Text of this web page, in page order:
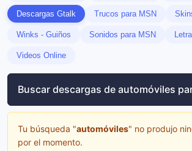
Descargas Gtalk Trucos para MSN
Winks - Guiños Sonidos para MSN
Videos Online
Buscar descargas de automóviles
Tu búsqueda "automóviles" no produjo
por el momento.